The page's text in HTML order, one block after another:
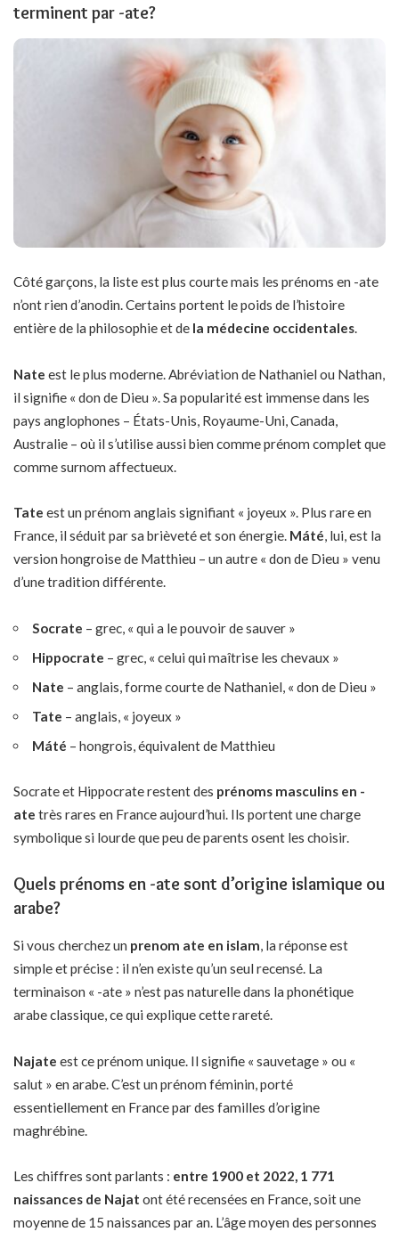
terminent par -ate?
Côté garçons, la liste est plus courte mais les prénoms en -ate
n’ont rien d’anodin. Certains portent le poids de l’histoire
entière de la philosophie et de la médecine occidentales.
Nate est le plus moderne. Abréviation de Nathaniel ou Nathan,
il signifie « don de Dieu ». Sa popularité est immense dans les
pays anglophones – États-Unis, Royaume-Uni, Canada,
Australie – où il s’utilise aussi bien comme prénom complet que
comme surnom affectueux.
Tate est un prénom anglais signifiant « joyeux ». Plus rare en
France, il séduit par sa brièveté et son énergie. Máté, lui, est la
version hongroise de Matthieu – un autre « don de Dieu » venu
d’une tradition différente.
Socrate – grec, « qui a le pouvoir de sauver »
Hippocrate – grec, « celui qui maîtrise les chevaux »
Nate – anglais, forme courte de Nathaniel, « don de Dieu »
Tate – anglais, « joyeux »
Máté – hongrois, équivalent de Matthieu
Socrate et Hippocrate restent des prénoms masculins en -
ate très rares en France aujourd’hui. Ils portent une charge
symbolique si lourde que peu de parents osent les choisir.
Quels prénoms en -ate sont d’origine islamique ou
arabe?
Si vous cherchez un prenom ate en islam, la réponse est
simple et précise : il n’en existe qu’un seul recensé. La
terminaison « -ate » n’est pas naturelle dans la phonétique
arabe classique, ce qui explique cette rareté.
Najate est ce prénom unique. Il signifie « sauvetage » ou «
salut » en arabe. C’est un prénom féminin, porté
essentiellement en France par des familles d’origine
maghrébine.
Les chiffres sont parlants : entre 1900 et 2022, 1 771
naissances de Najat ont été recensées en France, soit une
moyenne de 15 naissances par an. L’âge moyen des personnes